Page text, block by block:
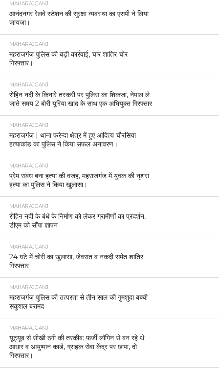
MAHARAJGANJ
आनंदनगर रेलवे स्टेशन की सुरक्षा व्यवस्था का एसपी ने लिया
जायजा।
MAHARAJGANJ
महराजगंज पुलिस की बड़ी कार्रवाई, चार शातिर चोर
गिरफ्तार।
MAHARAJGANJ
रोहिन नदी के किनारे तस्करी पर पुलिस का शिकंजा, नेपाल ले
जाते समय 2 बोरी यूरिया खाद के साथ एक अभियुक्त गिरफ्तार
MAHARAJGANJ
महराजगंज | थाना फरेन्दा क्षेत्र में हुए आदित्य चौरसिया
हत्याकांड का पुलिस ने किया सफल अनावरण।
MAHARAJGANJ
प्रेम संबंध बना हत्या की वजह, महराजगंज में युवक की नृशंस
हत्या का पुलिस ने किया खुलासा।
MAHARAJGANJ
रोहिन नदी के बंधे के निर्माण को लेकर ग्रामीणों का प्रदर्शन,
डीएम को सौंपा ज्ञापन
MAHARAJGANJ
24 घंटे में चोरी का खुलासा, जेवरात व नकदी समेत शातिर
गिरफ्तार
MAHARAJGANJ
महराजगंज पुलिस की तत्परता से तीन साल की गुमशुदा बच्ची
सकुशल बरामद
MAHARAJGANJ
यूट्यूब से सीखी ठगी की तरकीब: फर्जी लॉगिन से बन रहे थे
आधार व आयुष्मान कार्ड, ग्राहक सेवा केंद्र पर छापा, दो
गिरफ्तार।